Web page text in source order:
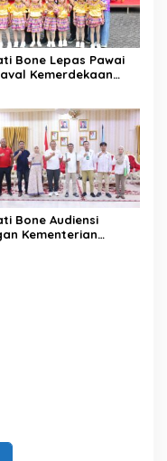
Bone Lepas Pawai
Kemerdekaan
Bone Audiensi
Kementerian